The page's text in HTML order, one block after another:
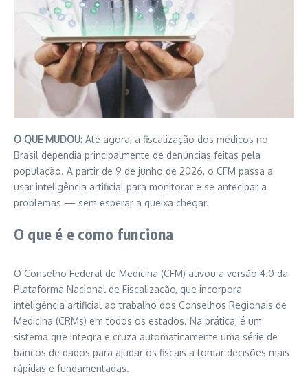
O QUE MUDOU: Até agora, a fiscalização dos médicos no
Brasil dependia principalmente de denúncias feitas pela
população. A partir de 9 de junho de 2026, o CFM passa a
usar inteligência artificial para monitorar e se antecipar a
problemas — sem esperar a queixa chegar.
O que é e como funciona
O Conselho Federal de Medicina (CFM) ativou a versão 4.0 da
Plataforma Nacional de Fiscalização, que incorpora
inteligência artificial ao trabalho dos Conselhos Regionais de
Medicina (CRMs) em todos os estados. Na prática, é um
sistema que integra e cruza automaticamente uma série de
bancos de dados para ajudar os fiscais a tomar decisões mais
rápidas e fundamentadas.